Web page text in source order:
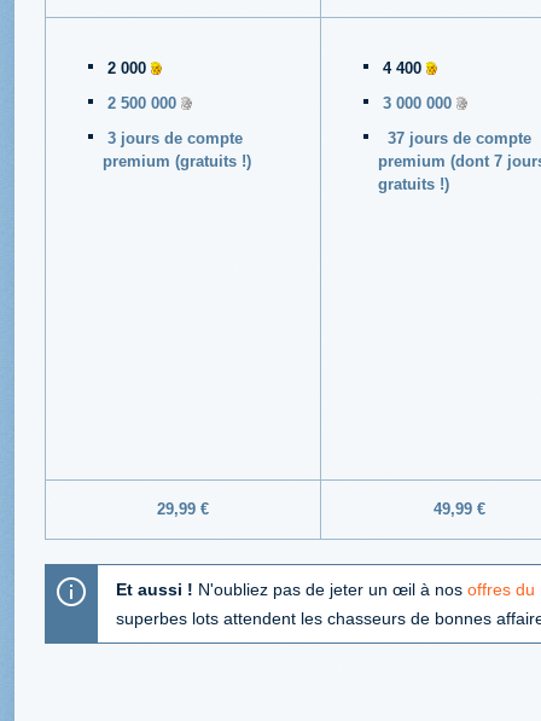
2 000
2 500 000
3 jours de compte
premium (gratuits !)
4 400
3 000 000
37 jours de compte
premium (dont 7
gratuits !)
29,99 € 49,99 €
Et aussi ! N'oubliez pas de jeter un œil à nos offres du
superbes lots attendent les chasseurs de bonnes